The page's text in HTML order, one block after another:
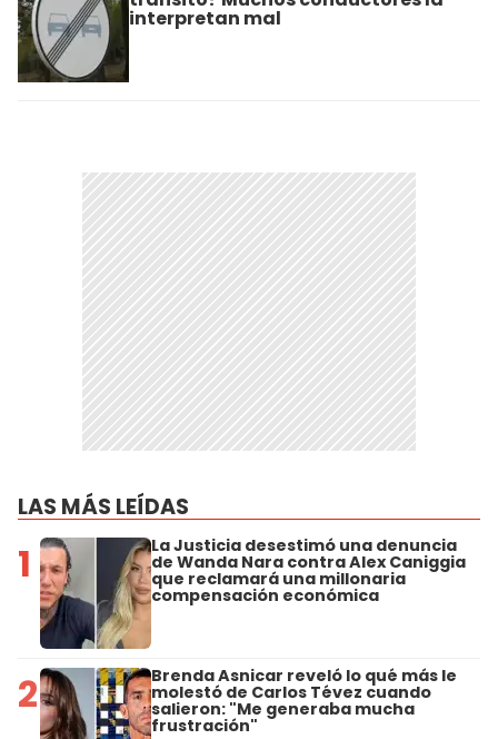
interpretan mal
LAS MÁS LEÍDAS
1 La Justicia desestimó una denuncia
de Wanda Nara contra Alex Caniggia
que reclamará una millonaria
compensación económica
2 Brenda Asnicar reveló lo qué más le
molestó de Carlos Tévez cuando
salieron: "Me generaba mucha
frustración"